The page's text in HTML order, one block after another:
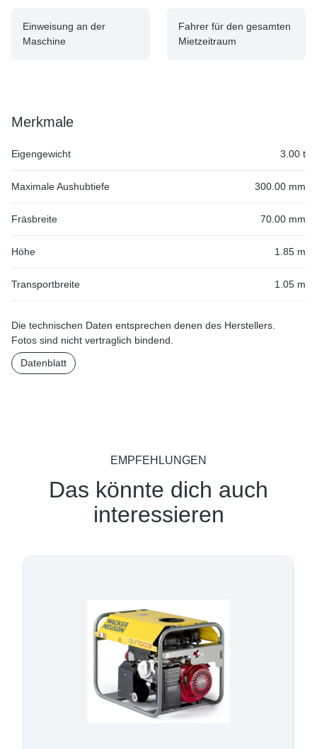
Einweisung an der
Maschine
Fahrer für den gesamten
Mietzeitraum
Merkmale
Eigengewicht 3.00 t
Maximale Aushubtiefe 300.00 mm
Fräsbreite 70.00 mm
Höhe 1.85 m
Transportbreite 1.05 m
Die technischen Daten entsprechen denen des Herstellers.
Fotos sind nicht vertraglich bindend.
Datenblatt
EMPFEHLUNGEN
Das könnte dich auch
interessieren